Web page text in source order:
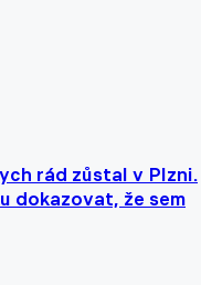
rád zůstal v Plzni.
dokazovat, že sem